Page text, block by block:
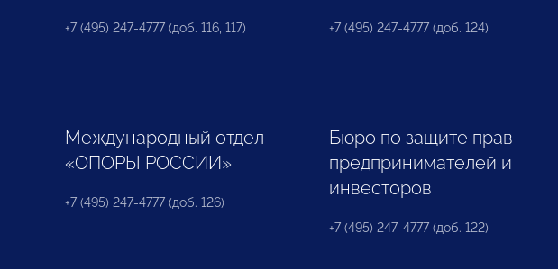
+7 (495) 247-4777 (доб. 116, 117) +7 (495) 247-4777 (доб. 124)
Международный отдел
«ОПОРЫ РОССИИ»
+7 (495) 247-4777 (доб. 126)
Бюро по защите прав
предпринимателей и
инвесторов
+7 (495) 247-4777 (доб. 122)